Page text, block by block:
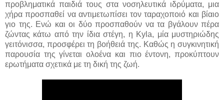
προβληματικά παιδιά τους στα νοσηλευτικά ιδρύματα, μια
χήρα προσπαθεί να αντιμετωπίσει τον ταραχοποιό και βίαιο
γιο της. Ενώ και οι δύο προσπαθούν να τα βγάλουν πέρα
ζώντας κάτω από την ίδια στέγη, η Kyla, μία μυστηριώδης
γειτόνισσα, προσφέρει τη βοήθειά της. Καθώς η συγκινητική
παρουσία της γίνεται ολοένα και πιο έντονη, προκύπτουν
ερωτήματα σχετικά με τη δική της ζωή.